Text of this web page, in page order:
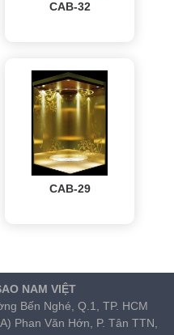
CAB-32
CAB-29
NAM VIỆT
Bến Nghé, Q.1, TP. HCM
Phan Văn Hớn, P. Tân TTN,